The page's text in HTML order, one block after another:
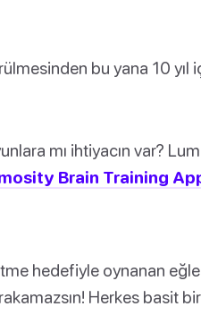
bu yana 10
mı ihtiyacın var?
Brain Training
hedefiyle oynanan
Herkes basit